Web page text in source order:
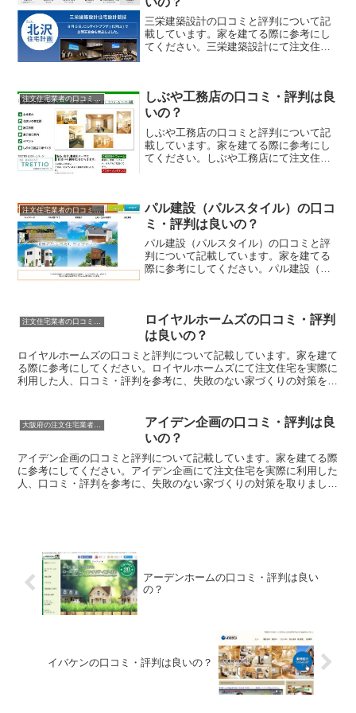
三栄建築設計の口コミと評判について記
載しています。家を建てる際に参考にし
てください。三栄建築設計にて注文住宅
注文住宅業者の口コミと評判、体験談
しぶや工務店の口コミ・評判は良
いの？
しぶや工務店の口コミと評判について記
載しています。家を建てる際に参考にし
てください。しぶや工務店にて注文住宅
注文住宅業者の口コミと評判、体験談
パル建設（パルスタイル）の口コ
ミ・評判は良いの？
パル建設（パルスタイル）の口コミと評
判について記載しています。家を建てる
際に参考にしてください。パル建設（パ
注文住宅業者の口コミと評判、体験談
ロイヤルホームズの口コミ・評判
は良いの？
ロイヤルホームズの口コミと評判について記載しています。家を建て
る際に参考にしてください。ロイヤルホームズにて注文住宅を実際に
利用した人、口コミ・評判を参考に、失敗のない家づくりの対策を取
アイデン企画の口コミ・評判は良
いの？
アイデン企画の口コミと評判について記載しています。家を建てる際
に参考にしてください。アイデン企画にて注文住宅を実際に利用した
人、口コミ・評判を参考に、失敗のない家づくりの対策を取りましょ
アーデンホームの口コミ・評判は良い
の？
イバケンの口コミ・評判は良いの？